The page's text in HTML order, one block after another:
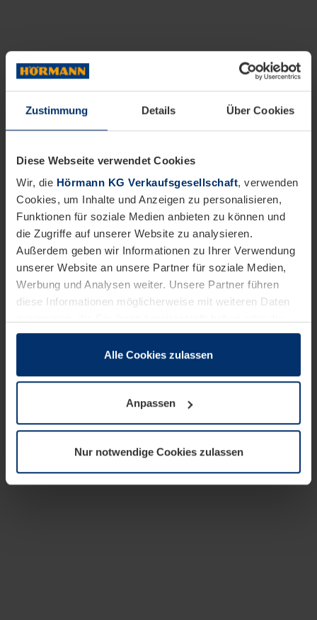
Zustimmung Details Über Cookies
Diese Webseite verwendet Cookies
Wir, die Hörmann KG Verkaufsgesellschaft, verwenden
Cookies, um Inhalte und Anzeigen zu personalisieren,
Funktionen für soziale Medien anbieten zu können und
die Zugriffe auf unserer Website zu analysieren.
Außerdem geben wir Informationen zu Ihrer Verwendung
unserer Website an unsere Partner für soziale Medien,
Werbung und Analysen weiter. Unsere Partner führen
diese Informationen möglicherweise mit weiteren Daten
sie im Rahmen Ihrer Nutzung der Dienste gesammelt
wenn diese für den Betrieb dieser Seite unbedingt
notwendig sind. Für alle anderen Cookie-Typen benötigen
wir Ihre Erlaubnis. Ihre Einwilligung können Sie jederzeit
Datenschutzerklärungunserer Website ändern oder
widerrufen.
Alle Cookies zulassen
Anpassen
Nur notwendige Cookies zulassen